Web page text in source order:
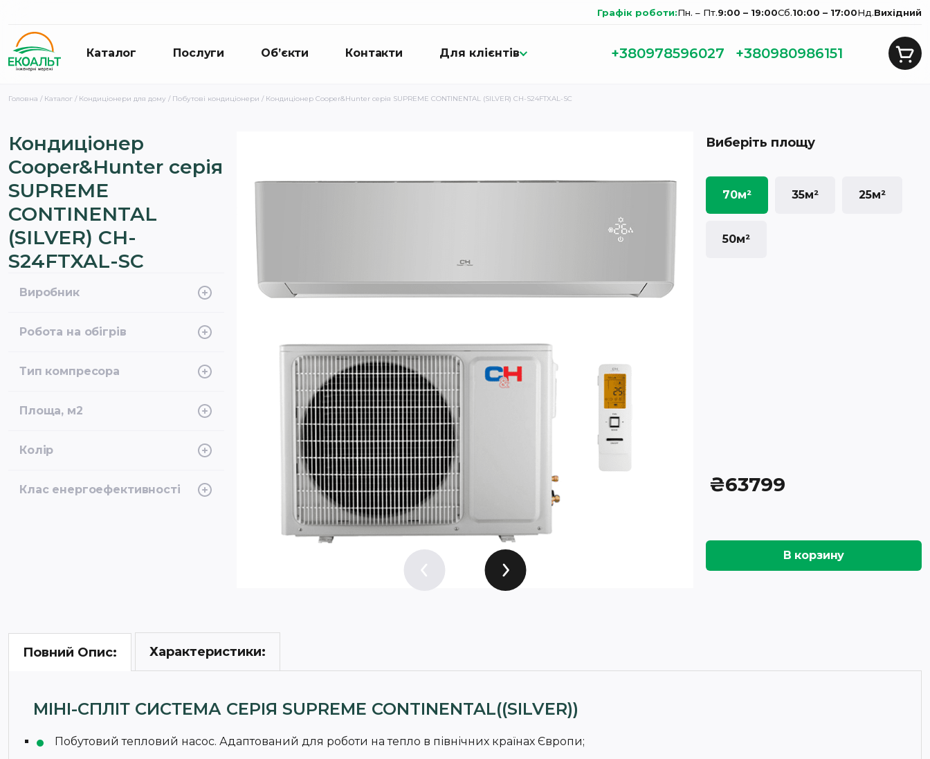
Графік роботи:Пн. – Пт.9:00 – 19:00Сб.10:00 – 17:00Нд.Вихідний
Каталог Послуги Об’єкти Контакти Для клієнтів +380978596027 +380980986151
Головна / Каталог / Кондиціонери для дому / Побутові кондиціонери / Кондиціонер Cooper&Hunter серія SUPREME CONTINENTAL (SILVER) CH-S24FTXAL-SC
Кондиціонер
Cooper&Hunter серія
SUPREME
CONTINENTAL
(SILVER) CH-
S24FTXAL-SC
Виробник
Робота на обігрів
Тип компресора
Площа, м2
Колір
Клас енергоефективності
Виберіть площу
70м² 35м² 25м²
50м²
₴63799
В корзину
Повний Опис: Характеристики:
МІНІ-СПЛІТ СИСТЕМА СЕРІЯ SUPREME CONTINENTAL((SILVER))
Побутовий тепловий насос. Адаптований для роботи на тепло в північних країнах Європи;